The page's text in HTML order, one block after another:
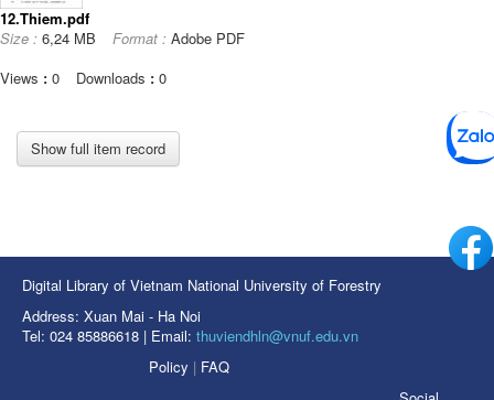
12.Thiem.pdf
Size : 6,24 MB Format : Adobe PDF
Views : 0 Downloads : 0
Show full item record
Digital Library of Vietnam National University of Forestry
Address: Xuan Mai - Ha Noi
Tel: 024 85886618 | Email: thuviendhln@vnuf.edu.vn
Policy | FAQ